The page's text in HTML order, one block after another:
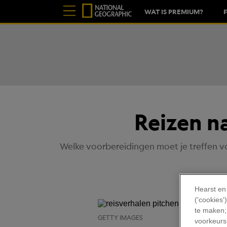
WAT IS PREMIUM?
Reizen
Welke voorbereidingen moet je treffen
GETTY IMAGES
Hearst
te